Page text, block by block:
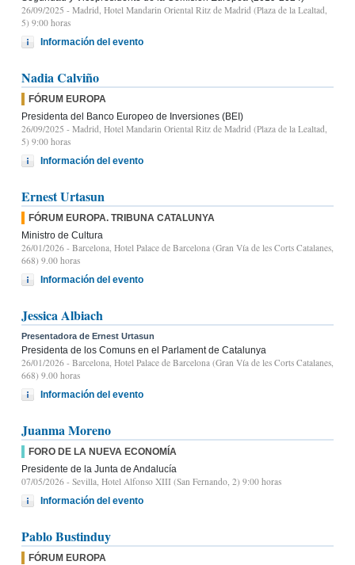
26/09/2025 - Madrid, Hotel Mandarin Oriental Ritz de Madrid (Plaza de la Lealtad,
5) 9:00 horas
Información del evento
Nadia Calviño
FÓRUM EUROPA
Presidenta del Banco Europeo de Inversiones (BEI)
26/09/2025 - Madrid, Hotel Mandarin Oriental Ritz de Madrid (Plaza de la Lealtad,
5) 9:00 horas
Información del evento
Ernest Urtasun
FÓRUM EUROPA. TRIBUNA CATALUNYA
Ministro de Cultura
26/01/2026 - Barcelona, Hotel Palace de Barcelona (Gran Vía de les Corts Catalanes,
668) 9.00 horas
Información del evento
Jessica Albiach
Presentadora de Ernest Urtasun
Presidenta de los Comuns en el Parlament de Catalunya
26/01/2026 - Barcelona, Hotel Palace de Barcelona (Gran Vía de les Corts Catalanes,
668) 9.00 horas
Información del evento
Juanma Moreno
FORO DE LA NUEVA ECONOMÍA
Presidente de la Junta de Andalucía
07/05/2026 - Sevilla, Hotel Alfonso XIII (San Fernando, 2) 9:00 horas
Información del evento
Pablo Bustinduy
FÓRUM EUROPA